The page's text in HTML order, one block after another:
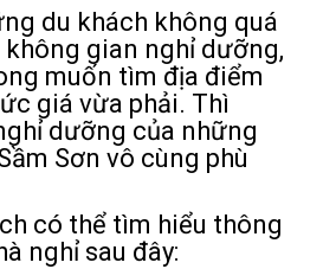
du khách không quá
gian nghỉ dưỡng,
muốn tìm địa điểm
giá vừa phải. Thì
dưỡng của những
Sơn vô cùng phù
có thể tìm hiểu thông
nghỉ sau đây: